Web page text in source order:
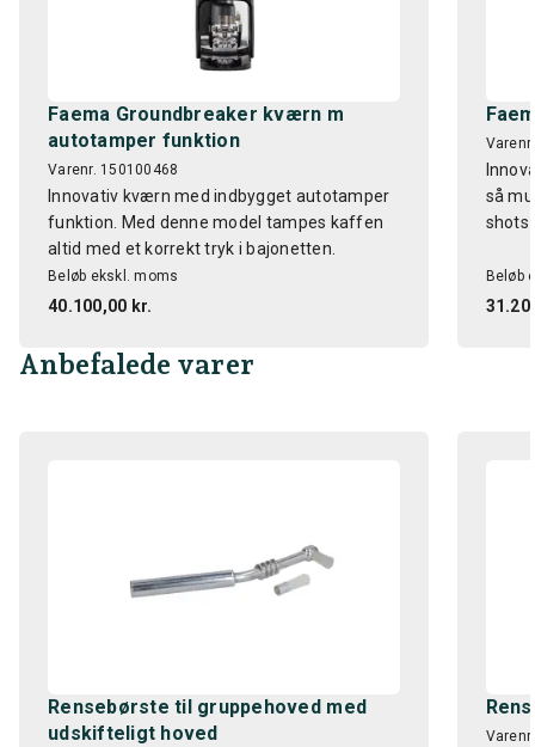
Faema Groundbreaker kværn m
autotamper funktion
Varenr. 150100468
Innovativ kværn med indbygget autotamper
funktion. Med denne model tampes kaffen
altid med et korrekt tryk i bajonetten.
Beløb ekskl. moms
40.100,00 kr.
så
shots
Beløb
Anbefalede varer
Rensebørste til gruppehoved med
udskifteligt hoved